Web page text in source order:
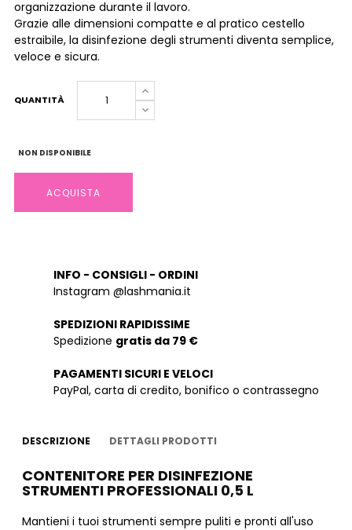
organizzazione durante il lavoro.
Grazie alle dimensioni compatte e al pratico cestello
estraibile, la disinfezione degli strumenti diventa semplice,
veloce e sicura.
QUANTITÀ
NON DISPONIBILE
ACQUISTA
INFO - CONSIGLI - ORDINI
Instagram @lashmania.it
SPEDIZIONI RAPIDISSIME
Spedizione gratis da 79 €
PAGAMENTI SICURI E VELOCI
PayPal, carta di credito, bonifico o contrassegno
DESCRIZIONE DETTAGLI PRODOTTI
CONTENITORE PER DISINFEZIONE
STRUMENTI PROFESSIONALI 0,5 L
Mantieni i tuoi strumenti sempre puliti e pronti all'uso